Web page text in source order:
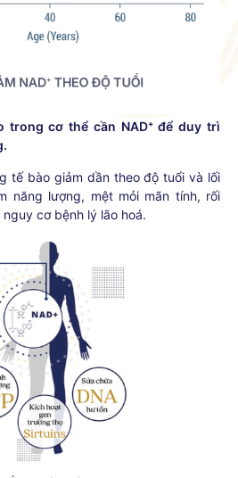
trong cơ thể cần NAD⁺ để duy trì
tế bào giảm dần theo độ tuổi và lối
năng lượng, mệt mỏi mãn tính, rối
cơ bệnh lý lão hoá.